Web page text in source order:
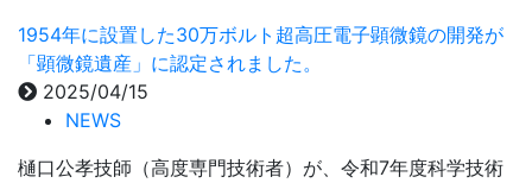
1954年に設置した30万ボルト超高圧電子顕微鏡の開発が
「顕微鏡遺産」に認定されました。
2025/04/15
NEWS
樋口公孝技師（高度専門技術者）が、令和7年度科学技術